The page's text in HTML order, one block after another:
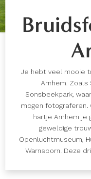
Je hebt veel mooie
Arnhem.
Sonsbeekpark,
mogen fotograferen.
hartje Arnhem je
geweldige
Openluchtmuseum,
Warnsborn. Deze